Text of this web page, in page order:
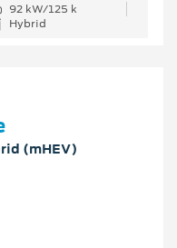
92 kW/125 k
Hybrid
(mHEV)